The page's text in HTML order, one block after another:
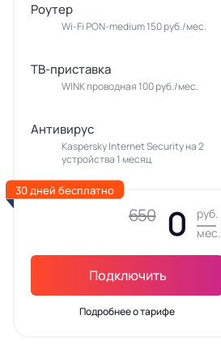
Роутер
Wi-Fi PON-medium 150 руб./мес.
ТВ-приставка
WINK проводная 100 руб./мес.
Антивирус
Kaspersky Internet Security на 2
устройства 1 месяц
650 0
руб.
мес.
Подключить
Подробнее о тарифе
30 дней бесплатно